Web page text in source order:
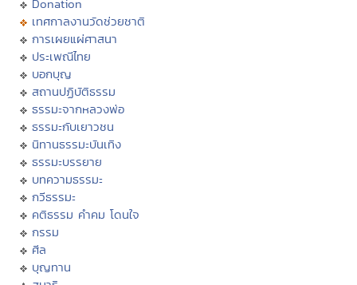
Donation
เทศกาลงานวัดช่วยชาติ
การเผยแผ่ศาสนา
ประเพณีไทย
บอกบุญ
สถานปฏิบัติธรรม
ธรรมะจากหลวงพ่อ
ธรรมะกับเยาวชน
นิทานธรรมะบันเทิง
ธรรมะบรรยาย
บทความธรรมะ
กวีธรรมะ
คติธรรม คำคม โดนใจ
กรรม
ศีล
บุญทาน